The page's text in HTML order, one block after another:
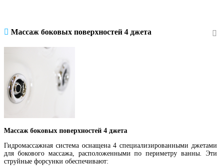
Массаж боковых поверхностей 4 джета
Массаж боковых поверхностей 4 джета
Гидромассажная система оснащена 4 специализированными джетами
для бокового массажа, расположенными по периметру ванны. Эти
струйные форсунки обеспечивают: